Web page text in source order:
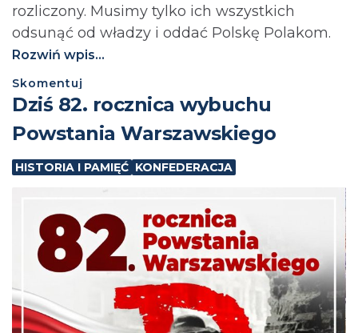
rozliczony. Musimy tylko ich wszystkich
odsunąć od władzy i oddać Polskę Polakom.
Rozwiń wpis...
Skomentuj
Dziś 82. rocznica wybuchu
Powstania Warszawskiego
HISTORIA I PAMIĘĆ KONFEDERACJA